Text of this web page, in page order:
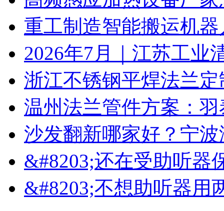
重工制造智能搬运机
2026年7月｜江苏工业
浙江不锈钢平焊法兰
温州法兰管件方案：
沙发翻新哪家好？宁
&#8203;还在受助听器
&#8203;不想助听器用